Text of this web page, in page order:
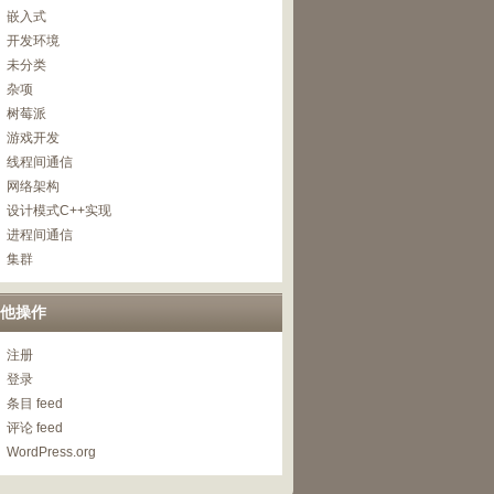
嵌入式
开发环境
未分类
杂项
树莓派
游戏开发
线程间通信
网络架构
设计模式C++实现
进程间通信
集群
操作
注册
登录
条目 feed
评论 feed
WordPress.org